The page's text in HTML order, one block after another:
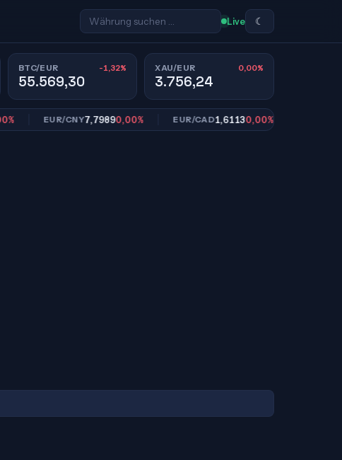
Live ☾
BTC/EUR -1,32%
55.569,30
XAU/EUR 0,00%
3.756,24
EUR/CNY7,79890,00% EUR/CAD1,61130,00%